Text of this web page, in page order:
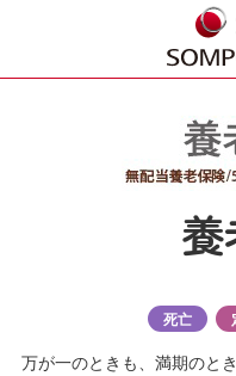
死亡
万が一のときも、満期のと